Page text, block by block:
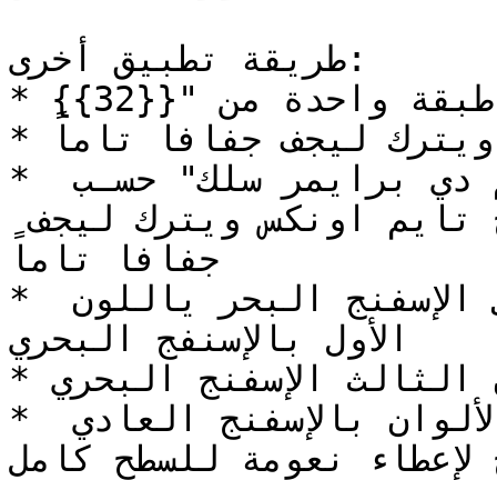
طريقة تطبيق أخرى:
* طلاء طبقة واحدة من "{{32}}"
* طلاء طبقتين من "{{33}}"ويترك ليجف جفافا تاماً
* طلاء طبقة أو طبقتين من "تايم دي برايمر سلك" حسـب
اللـون المحدد في كتالوج تايم اونكس ويترك ليجف
جفافا تاماً
* يطبق "{{12}}" اللون الثاني الإسفنج البحر ياللون
الأول بالإسنفج البحري
* اللون الثالث الإسفنج البحري
* يتم اللمس بنعومة على كل الألوان بالإسفنج العادي
لإعطاء نعومة للسطح كامل